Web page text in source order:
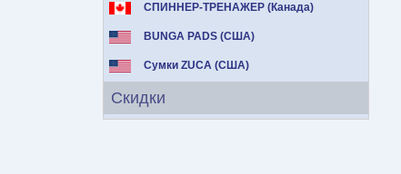
СПИННЕР-ТРЕНАЖЕР (Канада)
BUNGA PADS (США)
Сумки ZUCA (США)
Скидки